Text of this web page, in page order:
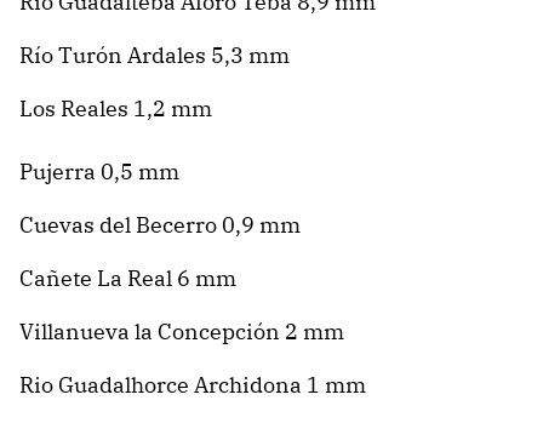
Río Turón Ardales 5,3 mm
Los Reales 1,2 mm
Pujerra 0,5 mm
Cuevas del Becerro 0,9 mm
Cañete La Real 6 mm
Villanueva la Concepción 2 mm
Rio Guadalhorce Archidona 1 mm